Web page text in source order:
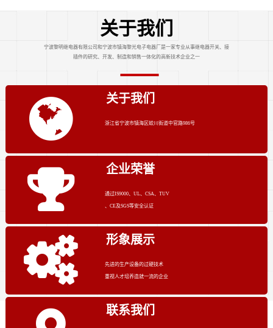
关于我们
宁波黎明继电器有限公司和宁波市镇海黎光电子电器厂是一家专业从事继电器开关、接
插件的研究、开发、制造和销售一体化的高新技术企业之一
关于我们
浙江省宁波市镇海区蛟川街道中官路986号
企业荣誉
通过IS9000、UL、CSA、TUV
、CE及SGS等安全认证
形象展示
先进的生产设备的过硬技术
重视人才培养造就一流的企业
联系我们